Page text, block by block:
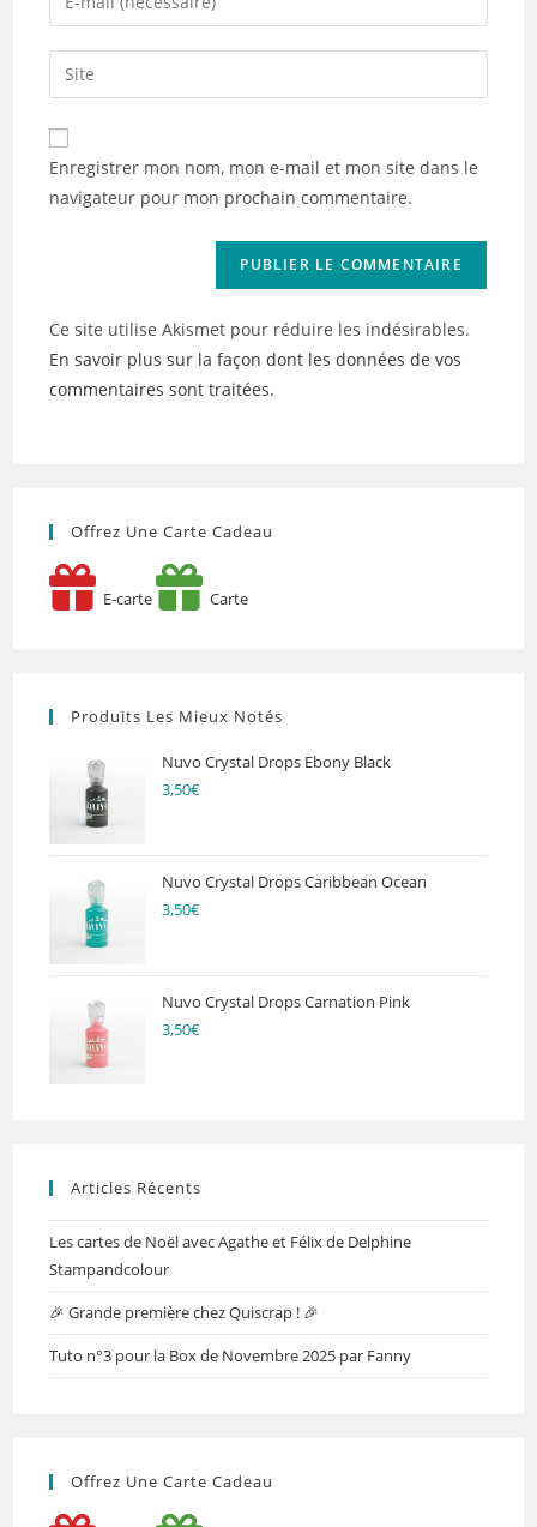
comment
your
email
address
comment
Saisir
l’URL
de
votre
(facultatif)
Enregistrer mon nom, mon e-mail et mon site dans le
navigateur pour mon prochain commentaire.
Ce site utilise Akismet pour réduire les indésirables.
En savoir plus sur la façon dont les données de vos
commentaires sont traitées.
Offrez Une Carte Cadeau
E-carte Carte
Produits Les Mieux Notés
Nuvo Crystal Drops Ebony Black
3,50€
Nuvo Crystal Drops Caribbean Ocean
3,50€
Nuvo Crystal Drops Carnation Pink
3,50€
Articles Récents
Les cartes de Noël avec Agathe et Félix de Delphine
Stampandcolour
🎉 Grande première chez Quiscrap ! 🎉
Tuto n°3 pour la Box de Novembre 2025 par Fanny
Offrez Une Carte Cadeau